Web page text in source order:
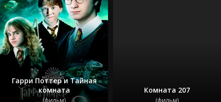
Гарри Поттер и Тайная
комната
(фильм)
Комната 207
(фильм)